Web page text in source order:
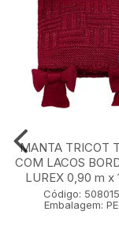
MANTA TRICOT
COM LACOS
LUREX 0,90 m x
Código:
Embalagem: